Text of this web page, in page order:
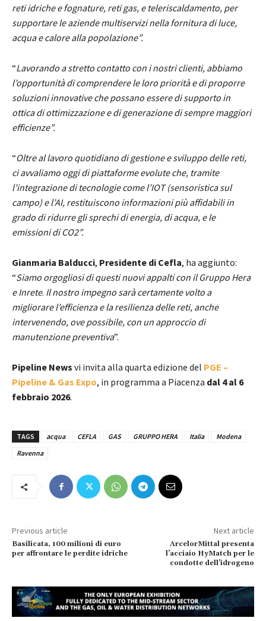
reti idriche e fognature, reti gas, e teleriscaldamento, per
supportare le aziende multiservizi nella fornitura di luce,
acqua e calore alla popolazione”.
“Lavorando a stretto contatto con i nostri clienti, abbiamo
l’opportunità di comprendere le loro priorità e di proporre
soluzioni innovative che possano essere di supporto in
ottica di ottimizzazione e di generazione di sempre maggiori
efficienze”.
“Oltre al lavoro quotidiano di gestione e sviluppo delle reti,
ci avvaliamo oggi di piattaforme evolute che, tramite
l’integrazione di tecnologie come l’IOT (sensoristica sul
campo) e l’AI, restituiscono informazioni più affidabili in
grado di ridurre gli sprechi di energia, di acqua, e le
emissioni di CO2”.
Gianmaria Balducci, Presidente di Cefla, ha aggiunto:
“Siamo orgogliosi di questi nuovi appalti con il Gruppo Hera
e Inrete. Il nostro impegno sarà certamente volto a
migliorare l’efficienza e la resilienza delle reti, anche
intervenendo, ove possibile, con un approccio di
manutenzione preventiva”.
Pipeline News vi invita alla quarta edizione del PGE –
Pipeline & Gas Expo, in programma a Piacenza dal 4 al 6
febbraio 2026.
TAGS acqua CEFLA GAS GRUPPO HERA Italia
Modena
Ravenna
Previous article
Basilicata, 100 milioni di euro
per affrontare le perdite idriche
Next article
ArcelorMittal presenta
l’acciaio HyMatch per le
condotte dell’idrogeno